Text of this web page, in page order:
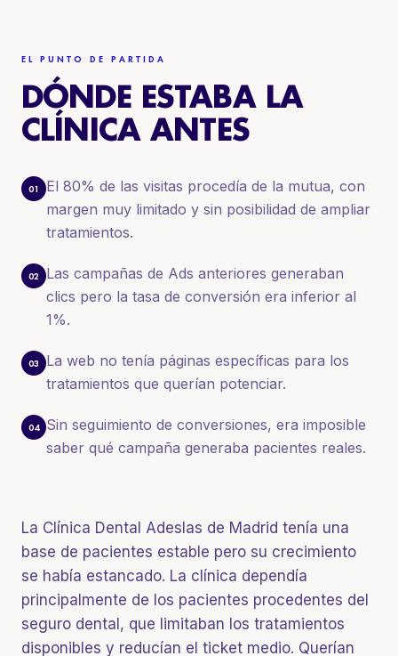
EL PUNTO DE PARTIDA
DÓNDE ESTABA LA
CLÍNICA ANTES
01
El 80% de las visitas procedía de la mutua, con
margen muy limitado y sin posibilidad de ampliar
tratamientos.
02
Las campañas de Ads anteriores generaban
clics pero la tasa de conversión era inferior al
1%.
03
La web no tenía páginas específicas para los
tratamientos que querían potenciar.
04
Sin seguimiento de conversiones, era imposible
saber qué campaña generaba pacientes reales.
La Clínica Dental Adeslas de Madrid tenía una
base de pacientes estable pero su crecimiento
se había estancado. La clínica dependía
principalmente de los pacientes procedentes del
seguro dental, que limitaban los tratamientos
disponibles y reducían el ticket medio. Querían